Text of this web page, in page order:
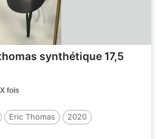
synthétique 17,5
fois
Eric Thomas
2020